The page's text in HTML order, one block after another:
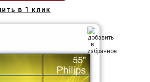
в 1 клик